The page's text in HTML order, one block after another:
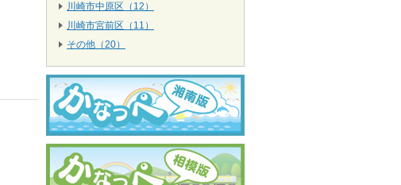
川崎市中原区（12）
川崎市宮前区（11）
その他（20）